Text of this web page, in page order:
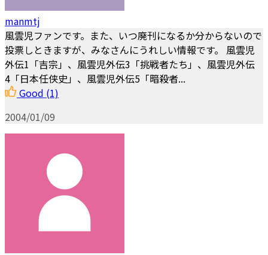
manmtj
風雲児ファンです。また、いつ廃刊になるか分からないので
投票しときますが、みなさんにうれしい情報です。 風雲児
外伝1「吉宗」、風雲児外伝3「挑戦者たち」、風雲児外伝
4「日本任侠史」、風雲児外伝5「暗殺者...
Good (1)
2004/01/09